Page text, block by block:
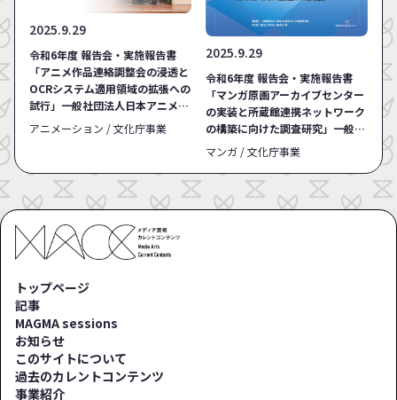
2025.9.29
令和6年度 報告会・実施報告書
「アニメ作品連絡調整会の浸透と
OCRシステム適用領域の拡張への
試行」一般社団法人日本アニメー
ター・演出協会
アニメーション / 文化庁事業
2025.9.29
令和6年度 報告会・実施報告書
「マンガ原画アーカイブセンター
の実装と所蔵館連携ネットワーク
の構築に向けた調査研究」一般財
団法人横手市増田まんが美術財
団、「マンガ刊本アーカイブセン
ターの実装と所蔵館ネットワーク
に関する調査研究」国立大学法人
熊本大学
マンガ / 文化庁事業
トップページ
記事
MAGMA sessions
お知らせ
このサイトについて
過去のカレントコンテンツ
事業紹介